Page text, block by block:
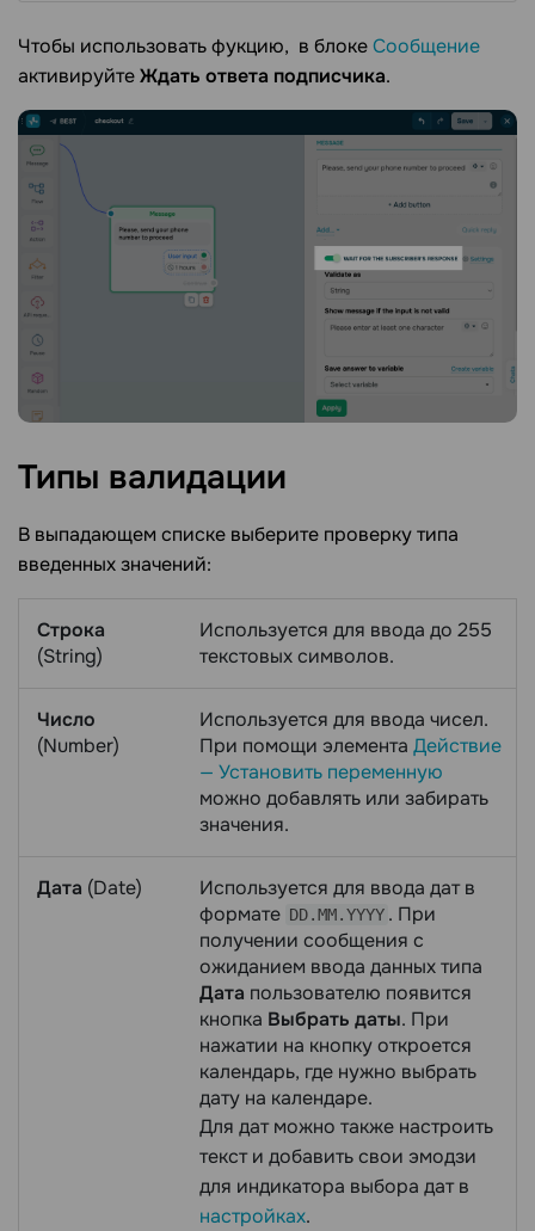
Чтобы использовать фукцию, в блокеСообщение
активируйтеЖдать ответа подписчика.
Типы валидации
В выпадающем списке выберите проверку типа
введенных значений:
Строка
(String)
Используется для ввода до 255
текстовых символов.
Число
(Number)
Используется для ввода чисел.
При помощи элемента Действие
— Установить переменную
можно добавлять или забирать
значения.
Дата (Date)
Используется для ввода дат в
формате DD.MM.YYYY . При
получении сообщения с
ожиданием ввода данных типа
Дата пользователю появится
кнопка Выбрать даты. При
нажатии на кнопку откроется
календарь, где нужно выбрать
дату на календаре.
Для дат можно также настроить
текст и добавить свои эмодзи
для индикатора выбора дат в
настройках.